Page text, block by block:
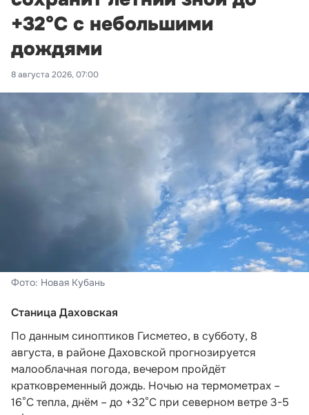
+32°С с небольшими
дождями
8 августа 2026, 07:00
Фото: Новая Кубань
Станица Даховская
По данным синоптиков Гисметео, в субботу, 8
августа, в районе Даховской прогнозируется
малооблачная погода, вечером пройдёт
кратковременный дождь. Ночью на термометрах –
16°C тепла, днём – до +32°C при северном ветре 3-5